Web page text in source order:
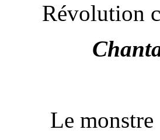
Révolution
Le